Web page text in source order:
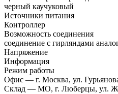
черный каучуковый
Источники питания
Контроллер
Возможность соединения
соединение с гирляндами
Напряжение
Информация
Режим работы
Офис — г. Москва, ул.
Склад — МО, г. Люберцы, ул.